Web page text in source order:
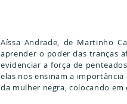
Aíssa Andrade, de Martinho
aprender o poder das tranças
evidenciar a força de
elas nos ensinam a
da mulher negra, colocando